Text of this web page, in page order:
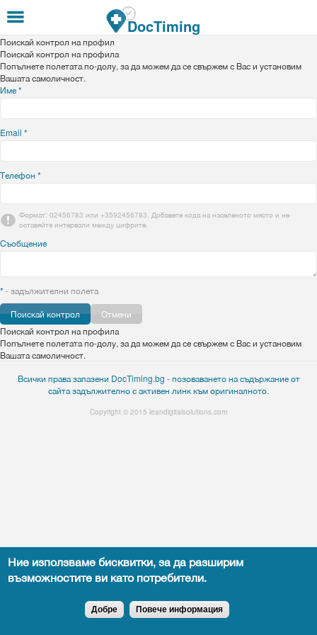
Премини към основното съдържание
DocTiming
Поискай контрол на профил
Поискай контрол на профила
Попълнете полетата по-долу, за да можем да се свържем с Вас и установим
Вашата самоличност.
Име*
Email *
Телефон *
Формат: 02456783 или +3592456783. Добавете кода на населеното място и не
оставяйте интервали между цифрите.
Съобщение
* - задължителни полета
Отмени
Поискай контрол на профила
Попълнете полетата по-долу, за да можем да се свържем с Вас и установим
Вашата самоличност.
Всички права запазени DocTiming.bg - позоваването на съдържание от
сайта задължително с активен линк към оригиналното.
Copyright © 2015 leandigitalsolutions.com
Ние използваме бисквитки, за да разширим
възможностите ви като потребители.
Добре Повече информация